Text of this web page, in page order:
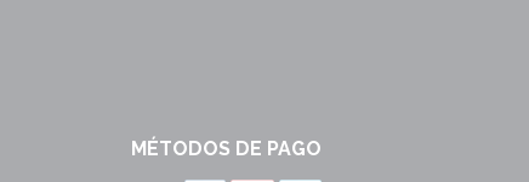
MÉTODOS DE PAGO